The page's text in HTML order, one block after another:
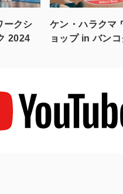
ークシ
2024
ケン・ハラクマ
ョップ in バン